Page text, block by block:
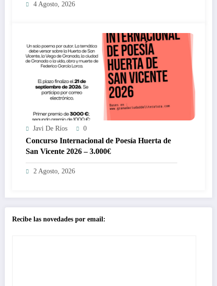
4 Agosto, 2026
Javi De Ríos 0
Concurso Internacional de Poesía Huerta de
San Vicente 2026 – 3.000€
2 Agosto, 2026
Recibe las novedades por email: